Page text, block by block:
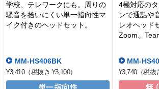
学校、テレワークにも。周りの
騒音を拾いにくい単一指向性マ
イク付きのヘッドセット。
MM-HS406BK
¥3,410（税抜き ¥3,100）
4極対応の
ンで通話や
レオヘッド
Zoom、
MM-
¥3,740（税抜